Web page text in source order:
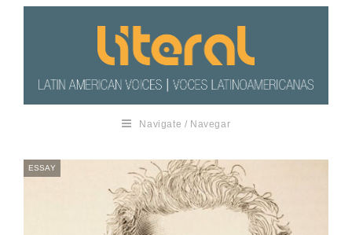
Navigate / Navegar
ESSAY